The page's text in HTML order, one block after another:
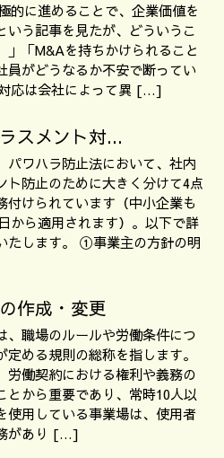
的に進めることで、企業価値を
いう記事を見たが、どういうこ
」「M&Aを持ちかけられること
員がどうなるか不安で断ってい
応は会社によって異 […]
スメント対...
パワハラ防止法において、社内
ト防止のために大きく分けて4点
付けられています（中小企業も
から適用されます）。以下で詳
たします。 ①事業主の方針の明
作成・変更
、職場のルールや労働条件につ
定める規則の総称を指します。
労働契約における権利や義務の
とから重要であり、常時10人以
使用している事業場は、使用者
があり […]